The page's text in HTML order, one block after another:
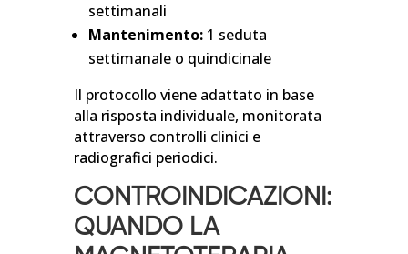
settimanali
Mantenimento:1 seduta
settimanale o quindicinale
Il protocollo viene adattato in base
alla risposta individuale, monitorata
attraverso controlli clinici e
radiografici periodici.
CONTROINDICAZIONI:
QUANDO LA